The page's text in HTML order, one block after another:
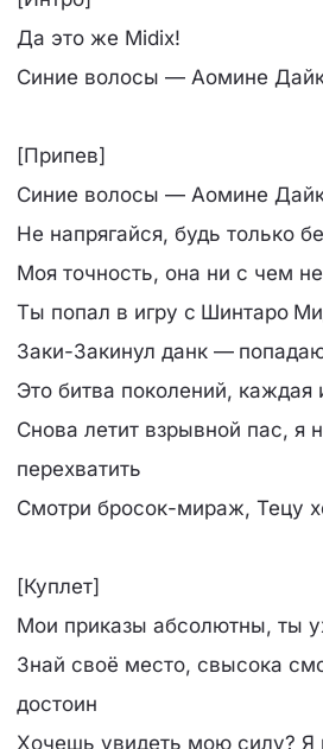
Да это же Midix!
Синие волосы — Аомине
[Припев]
Синие волосы — Аомине
Не напрягайся, будь только
Моя точность, она ни с чем
Ты попал в игру с Шинтаро
Заки-Закинул данк —
Это битва поколений, каждая
Снова летит взрывной пас, я
перехватить
Смотри бросок-мираж, Тецу
[Куплет]
Мои приказы абсолютны, ты
Знай своё место, свысока
достоин
Хочешь увидеть мою силу? Я